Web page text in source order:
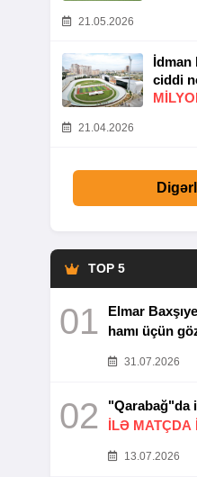
21.05.2026
İdman
ciddi
21.04.2026
TOP 5
01
Elmar
hamı üçün
31.07.2026
02 "Qarabağ"da
İLƏ MATÇDA
13.07.2026